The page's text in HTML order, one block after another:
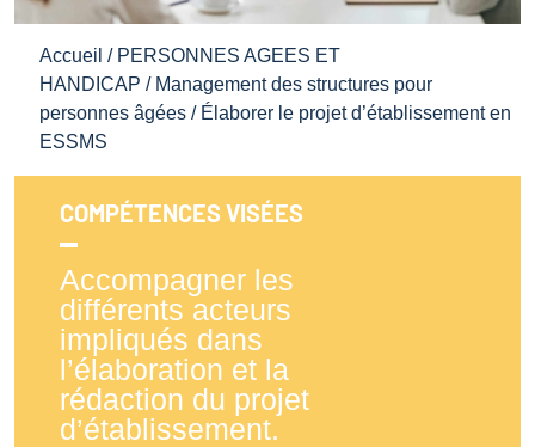
Accueil / PERSONNES AGEES ET
HANDICAP / Management des structures pour
personnes âgées / Élaborer le projet d’établissement en
ESSMS
COMPÉTENCES VISÉES
Accompagner les
différents acteurs
impliqués dans
l’élaboration et la
rédaction du projet
d’établissement.